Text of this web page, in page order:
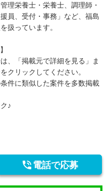
理栄養士・栄養士、調理師・
員、受付・事務」など、福島
扱っています。
、「掲載元で詳細を見る」ま
クリックしてください。
件に類似した案件を多数掲載
♪
 電話で応募